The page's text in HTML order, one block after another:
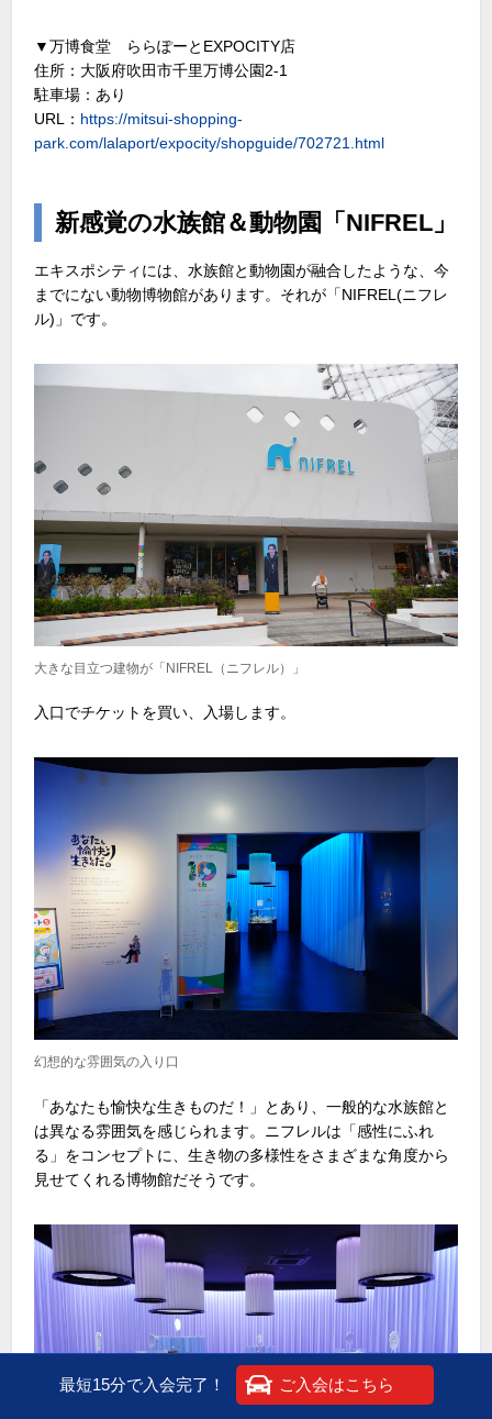
▼万博食堂 ららぽーとEXPOCITY店
住所：大阪府吹田市千里万博公園2-1
駐車場：あり
URL： https://mitsui-shopping-
park.com/lalaport/expocity/shopguide/702721.html
新感覚の水族館＆動物園「NIFREL」
エキスポシティには、水族館と動物園が融合したような、今
までにない動物博物館があります。それが「NIFREL(ニフレ
ル)」です。
大きな目立つ建物が「NIFREL（ニフレル）」
入口でチケットを買い、入場します。
幻想的な雰囲気の入り口
「あなたも愉快な生きものだ！」とあり、一般的な水族館と
は異なる雰囲気を感じられます。ニフレルは「感性にふれ
る」をコンセプトに、生き物の多様性をさまざまな角度から
見せてくれる博物館だそうです。
最短15分で入会完了！ ご入会はこちら